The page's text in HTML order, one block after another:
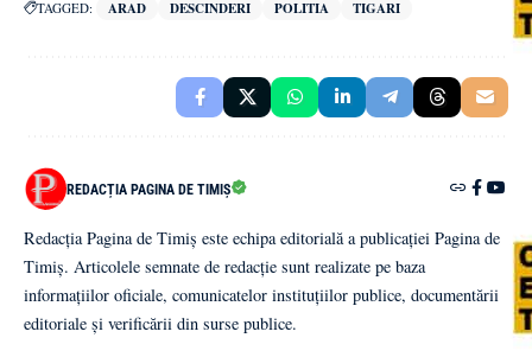
TAGGED: ARAD DESCINDERI POLITIA TIGARI
REDACȚIA PAGINA DE TIMIȘ
Redacția Pagina de Timiș este echipa editorială a publicației Pagina de
Timiș. Articolele semnate de redacție sunt realizate pe baza
informațiilor oficiale, comunicatelor instituțiilor publice, documentării
editoriale și verificării din surse publice.